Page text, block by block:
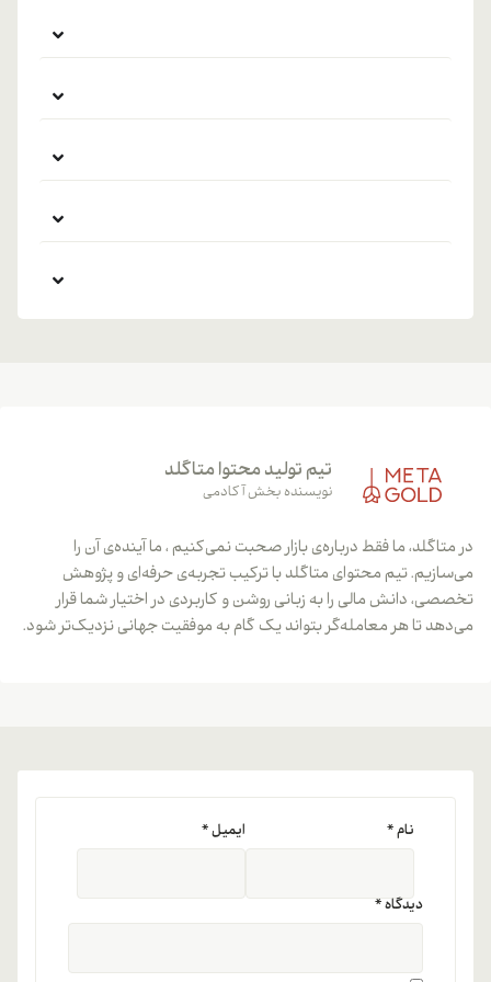
تیم تولید محتوا متاگلد
نویسنده بخش آکادمی
در متاگلد، ما فقط درباره‌ی بازار صحبت نمی‌کنیم ، ما آینده‌ی آن را
می‌سازیم. تیم محتوای متاگلد با ترکیب تجربه‌ی حرفه‌ای و پژوهش
تخصصی، دانش مالی را به زبانی روشن و کاربردی در اختیار شما قرار
می‌دهد تا هر معامله‌گر بتواند یک گام به موفقیت جهانی نزدیک‌تر شود.
دیدگاه*
نام* ایمیل*